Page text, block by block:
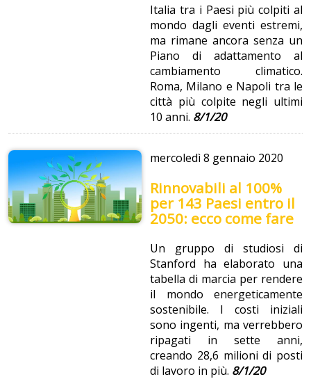
Italia tra i Paesi più colpiti al
mondo dagli eventi estremi,
ma rimane ancora senza un
Piano di adattamento al
cambiamento climatico.
Roma, Milano e Napoli tra le
città più colpite negli ultimi
10 anni. 8/1/20
mercoledì8 gennaio 2020
Rinnovabili al 100%
per 143 Paesi entro il
2050: ecco come fare
Un gruppo di studiosi di
Stanford ha elaborato una
tabella di marcia per rendere
il mondo energeticamente
sostenibile. I costi iniziali
sono ingenti, ma verrebbero
ripagati in sette anni,
creando 28,6 milioni di posti
di lavoro in più. 8/1/20